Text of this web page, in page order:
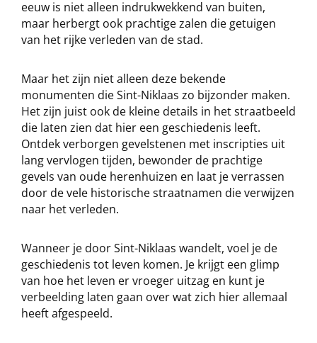
eeuw is niet alleen indrukwekkend van buiten,
maar herbergt ook prachtige zalen die getuigen
van het rijke verleden van de stad.
Maar het zijn niet alleen deze bekende
monumenten die Sint-Niklaas zo bijzonder maken.
Het zijn juist ook de kleine details in het straatbeeld
die laten zien dat hier een geschiedenis leeft.
Ontdek verborgen gevelstenen met inscripties uit
lang vervlogen tijden, bewonder de prachtige
gevels van oude herenhuizen en laat je verrassen
door de vele historische straatnamen die verwijzen
naar het verleden.
Wanneer je door Sint-Niklaas wandelt, voel je de
geschiedenis tot leven komen. Je krijgt een glimp
van hoe het leven er vroeger uitzag en kunt je
verbeelding laten gaan over wat zich hier allemaal
heeft afgespeeld.